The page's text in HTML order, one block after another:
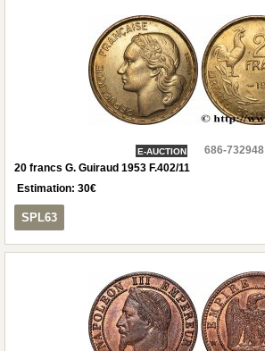
E-AUCTION
686-732948
20 francs G. Guiraud 1953 F.402/11
Estimation: 30€
SPL63